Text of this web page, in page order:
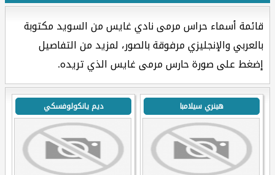
قائمة أسماء حراس مرمى نادي غايس من السويد مكتوبة
بالعربي والإنجليزي مرفوقة بالصور، لمزيد من التفاصيل
إضغط على صورة حارس مرمى غايس الذي تريده.
هينري سيلامبا ديم يانكولوفسكي